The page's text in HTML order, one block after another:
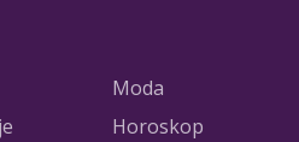
Moda
Horoskop